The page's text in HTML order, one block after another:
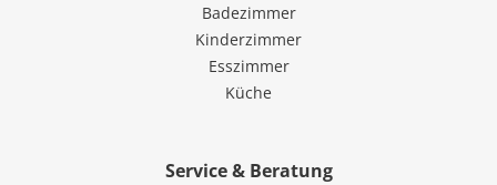
Badezimmer
Kinderzimmer
Esszimmer
Küche
Service & Beratung